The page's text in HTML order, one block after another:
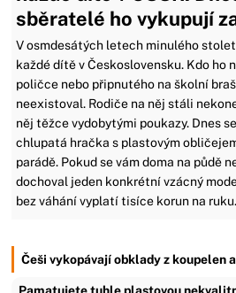
sběratelé ho vykupují
V osmdesátých letech minulého
každé dítě v Československu. Kdo ho
poličce nebo připnutého na školní
neexistoval. Rodiče na něj stáli
něj těžce vydobytými poukazy. Dnes
chlupatá hračka s plastovým
parádě. Pokud se vám doma na půdě
dochoval jeden konkrétní vzácný
bez váhání vyplatí tisíce korun na ruku.
Češi vykopávají obklady z koupelen